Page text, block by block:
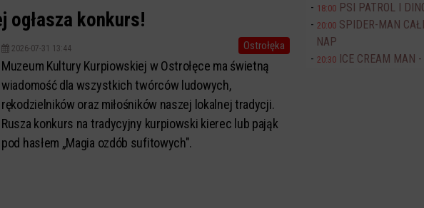
ogłasza konkurs!
Ostrołęka
2026-07-31 13:44
Muzeum Kultury Kurpiowskiej w Ostrołęce ma świetną
wiadomość dla wszystkich twórców ludowych,
rękodzielników oraz miłośników naszej lokalnej tradycji.
Rusza konkurs na tradycyjny kurpiowski kierec lub pająk
pod hasłem „Magia ozdób sufitowych".
18:00 PSI PATROL I
20:00 SPIDER-MAN
NAP
20:30 ICE CREAM MAN